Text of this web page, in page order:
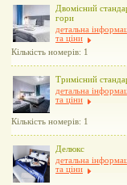
Двомісний
гори
детальна
та ціни
Кількість номерів: 1
Тримісний
детальна
та ціни
Кількість номерів: 1
Делюкс
детальна
та ціни